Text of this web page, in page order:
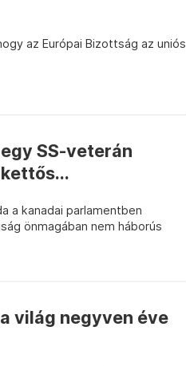
az Európai Bizottság az uniós
SS-veterán
a kanadai parlamentben
önmagában nem háborús
világ negyven éve